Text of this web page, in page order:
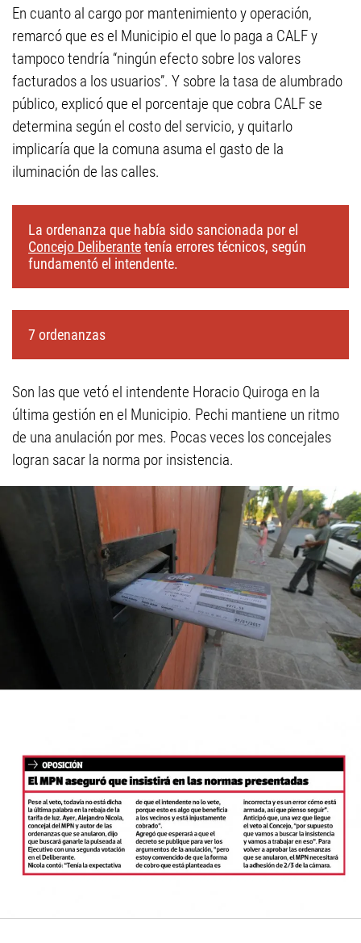
En cuanto al cargo por mantenimiento y operación,
remarcó que es el Municipio el que lo paga a CALF y
tampoco tendría “ningún efecto sobre los valores
facturados a los usuarios”. Y sobre la tasa de alumbrado
público, explicó que el porcentaje que cobra CALF se
determina según el costo del servicio, y quitarlo
implicaría que la comuna asuma el gasto de la
iluminación de las calles.
La ordenanza que había sido sancionada por el
Concejo Deliberantetenía errores técnicos, según
fundamentó el intendente.
7 ordenanzas
Son las que vetó el intendente Horacio Quiroga en la
última gestión en el Municipio. Pechi mantiene un ritmo
de una anulación por mes. Pocas veces los concejales
logran sacar la norma por insistencia.